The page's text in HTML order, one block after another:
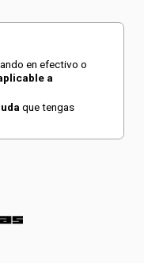
en efectivo o
a
que tengas